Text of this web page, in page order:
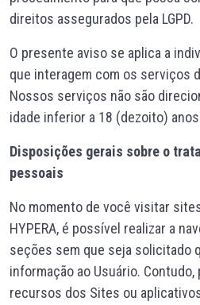
direitos assegurados pela LGPD.
O presente aviso se aplica a
que interagem com os serviços
Nossos serviços não são
idade inferior a 18 (dezoito)
Disposições gerais sobre o
pessoais
No momento de você visitar
HYPERA, é possível realizar a
seções sem que seja solicitado
informação ao Usuário.
recursos dos Sites ou